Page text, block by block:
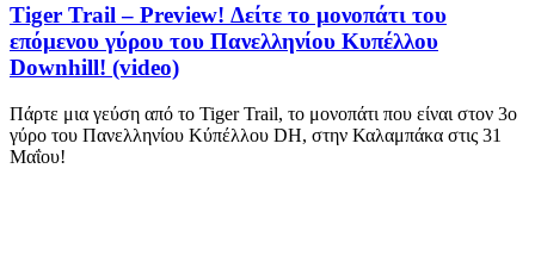
Tiger Trail – Preview! Δείτε το μονοπάτι του
επόμενου γύρου του Πανελληνίου Κυπέλλου
Downhill! (video)
Πάρτε μια γεύση από το Tiger Trail, το μονοπάτι που είναι στον 3ο
γύρο του Πανελληνίου Κύπέλλου DH, στην Καλαμπάκα στις 31
Μαΐου!